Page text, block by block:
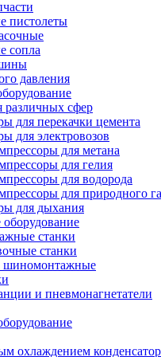
пистолеты
сопла
давления
различных сфер
для перекачки цемента
для электровозов
для метана
для гелия
для водорода
для природного
для дыхания
станки
станки
шиномонтажные
и пневмонагнетатели
охлаждением